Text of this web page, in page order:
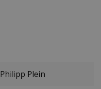
Philipp Plein